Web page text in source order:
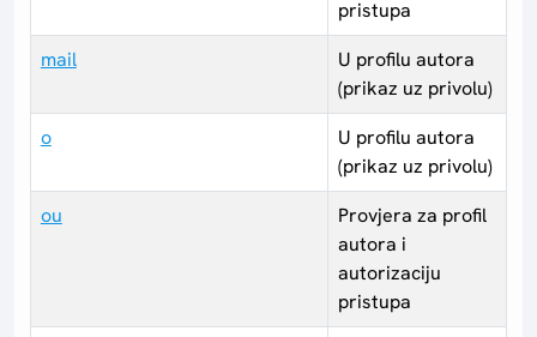
pristupa
mail
U profilu autora
(prikaz uz privolu)
o
U profilu autora
(prikaz uz privolu)
ou
Provjera za profil
autora i
autorizaciju
pristupa